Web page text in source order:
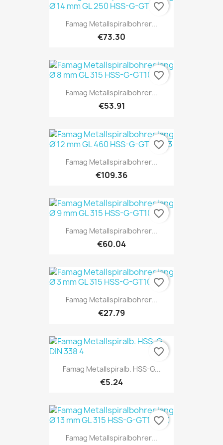
Famag Metallspiralbohrer...
€73.30
favorite_border
Famag Metallspiralbohrer...
€53.91
favorite_border
Famag Metallspiralbohrer...
€109.36
favorite_border
Famag Metallspiralbohrer...
€60.04
favorite_border
Famag Metallspiralbohrer...
€27.79
favorite_border
Famag Metallspiralb. HSS-G...
€5.24
favorite_border
Famag Metallspiralbohrer...
favorite_border